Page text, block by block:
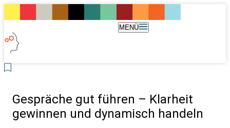
MENÜ
Gespräche gut führen – Klarheit
gewinnen und dynamisch handeln